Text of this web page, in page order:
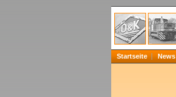
Startseite News